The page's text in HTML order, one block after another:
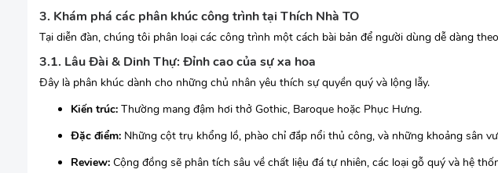
3. Khám phá các phân khúc công trình tại Thích Nhà TO
Tại diễn đàn, chúng tôi phân loại các công trình một cách bài bản để người dùng dễ dàng
3.1. Lâu Đài & Dinh Thự: Đỉnh cao của sự xa hoa
Đây là phân khúc dành cho những chủ nhân yêu thích sự quyền quý và lộng lẫy.
Kiến trúc: Thường mang đậm hơi thở Gothic, Baroque hoặc Phục Hưng.
Đặc điểm: Những cột trụ khổng lồ, phào chỉ đắp nổi thủ công, và những khoảng sân
Review: Cộng đồng sẽ phân tích sâu về chất liệu đá tự nhiên, các loại gỗ quý và hệ